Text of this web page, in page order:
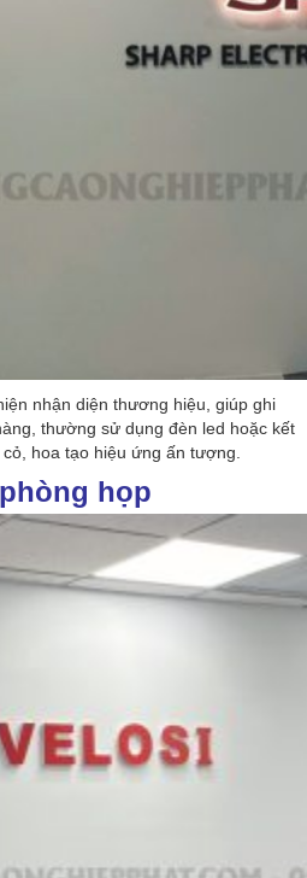
nhận diện thương hiệu, giúp ghi
thường sử dụng đèn led hoặc kết
hoa tạo hiệu ứng ấn tượng.
họp